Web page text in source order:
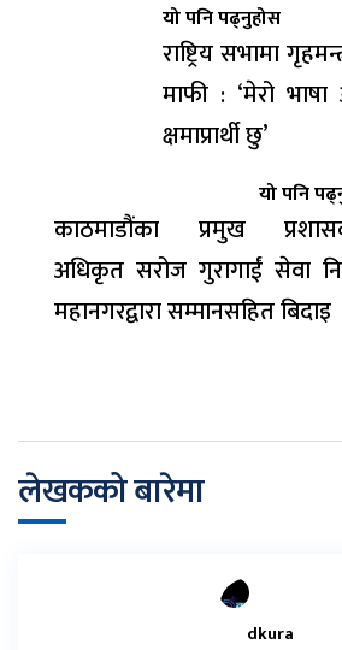
यो पनि पढ्नुहोस
राष्ट्रिय सभामा
माफी : ‘मेरो
क्षमाप्रार्थी छु’
यो पनि
काठमाडौंका प्रमुख
अधिकृत सरोज गुरागाईं सेवा
महानगरद्वारा सम्मानसहित बिदाइ
लेखकको बारेमा
dkura